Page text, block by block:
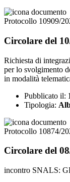
Protocollo 10909/
Circolare del
Richiesta di
per lo svolgimento
in modalità
Pubblicato il:
Tipologia:
Protocollo 10874/
Circolare del
incontro SNALS: